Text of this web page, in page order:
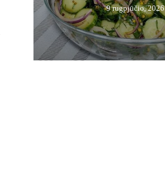
9 rugpjūčio, 2026